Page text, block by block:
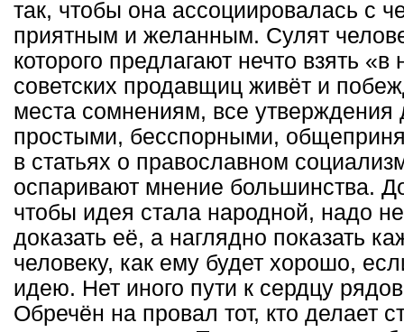
так, чтобы она ассоциировалась с
приятным и желанным. Сулят
которого предлагают нечто взять «в
советских продавщиц живёт и
места сомнениям, все
простыми, бесспорными,
в статьях о православном
оспаривают мнение большинства.
чтобы идея стала народной, надо
доказать её, а наглядно показать
человеку, как ему будет хорошо,
идею. Нет иного пути к сердцу
Обречён на провал тот, кто делает